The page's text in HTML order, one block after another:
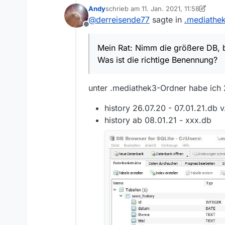
nehmen sollte.
Ich rate nicht ohne
Gesamtsystem
wird MV nicht richtig
Mein Rat: Nimm die
füge sie über MV
Offline
Andyschrieb am 11. Jan. 2021, 11:58
zuletzt editiert von Andy 1. Nov. 2021,
@derreisende77 sagte in
Mein Rat: Nimm die größere DB,
Was ist die richtige Benennung?
unter .mediathek3-Ordner habe ich
history 26.07.20 - 07.01.21.db
history ab 08.01.21 - xxx.db